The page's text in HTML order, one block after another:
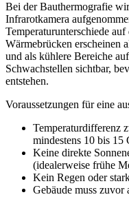
Bei der Bauthermografie
Infrarotkamera
Temperaturunterschiede
Wärmebrücken erscheinen
und als kühlere Bereiche
Schwachstellen sichtbar,
entstehen.
Voraussetzungen für eine
Temperaturdifferenz
mindestens 10 bis 15
Keine direkte
(idealerweise frühe
Kein Regen oder
Gebäude muss zuvor